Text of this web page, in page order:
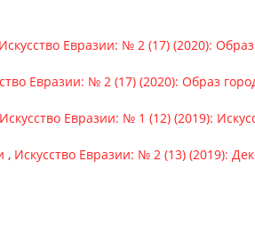
Искусство Евразии: № 2 (17) (2020):
Евразии: № 2 (17) (2020): Образ
Искусство Евразии: № 1 (12) (2019):
, Искусство Евразии: № 2 (13) (2019):